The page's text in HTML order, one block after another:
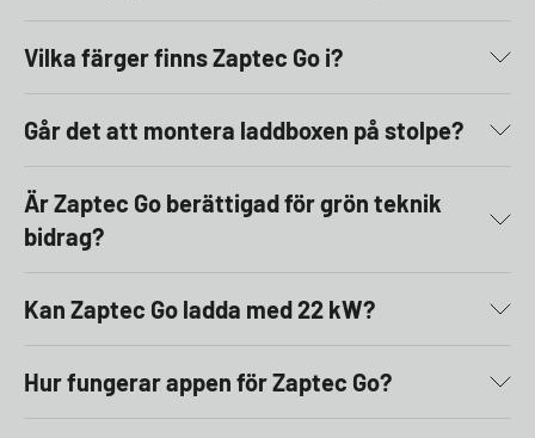
Vilka färger finns Zaptec Go i?
Går det att montera laddboxen på stolpe?
Är Zaptec Go berättigad för grön teknik
bidrag?
Kan Zaptec Go ladda med 22 kW?
Hur fungerar appen för Zaptec Go?